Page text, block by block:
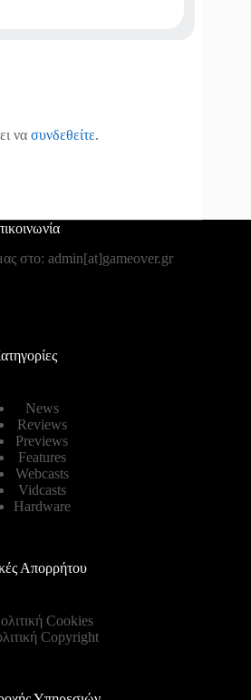
να συνδεθείτε.
στο: admin[at]gameover.gr
News
Reviews
Previews
Features
Webcasts
Vidcasts
Hardware
Απορρήτου
Cookies
Copyright